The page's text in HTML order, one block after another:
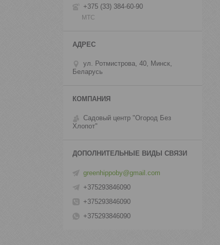
+375 (33) 384-60-90
МТС
ул. Ротмистрова, 40, Минск,
Беларусь
Садовый центр "Огород Без
Хлопот"
greenhippoby@gmail.com
+375293846090
+375293846090
+375293846090